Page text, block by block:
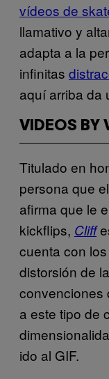
vídeos de
llamativo y
adapta a la
infinitas
aquí arriba da
VIDEOS BY
Titulado en
persona que
afirma que le
kickflips, Cliff
cuenta con
distorsión de
convenciones
a este tipo de
ido al GIF.